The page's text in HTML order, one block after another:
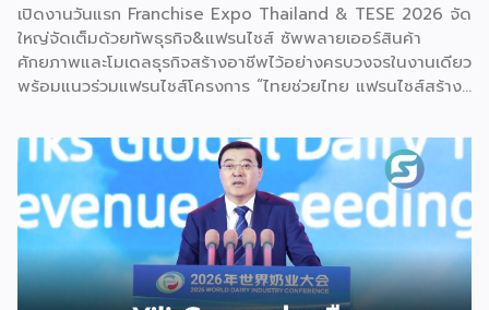
เปิดงานวันแรก Franchise Expo Thailand & TESE 2026 จัด
ใหญ่จัดเต็มด้วยทัพธุรกิจ&แฟรนไชส์ ซัพพลายเออร์สินค้า
ศักยภาพและโมเดลธุรกิจสร้างอาชีพไว้อย่างครบวงจรในงานเดียว
พร้อมแนวร่วมแฟรนไชส์โครงการ “ไทยช่วยไทย แฟรนไชส์สร้าง
รวมกว่า 250 บูธ บนพื้นที่ 15,000 ตารางเมตร หวังเป็นทาง
เลือกสร้างรายได้เพิ่มและพยุงเศรษฐกิจไทยให้ฟื้นตัว เสิร์ฟครบ
จบในงานด้วยสินเชื่อ และทำเลทองทั่วประเทศ พร้อมเสวนาให้
ความรู้โดยผู้ทรงคุณวุฒิคับคั่ง และกิจกรรมเจรจาจับคู่ธุรกิจทั้งใน
และต่างประเทศ งานจัดต่อเนื่องระหว่างวันที่ 6-9 สิงหาคมนี้ ที่
ฮอลล์ 6-8 อิมแพ็คเมืองทองธานี คาดเม็ดเงินสะพัดในงานราว
220 ล้านบาท นายพูนพงษ์ นัยนาภากรณ์ อธิบดีกรมพัฒนา
ธุรกิจการค้า กระทรวงพาณิชย์ กล่าวว่า งาน ” Franchise Expo